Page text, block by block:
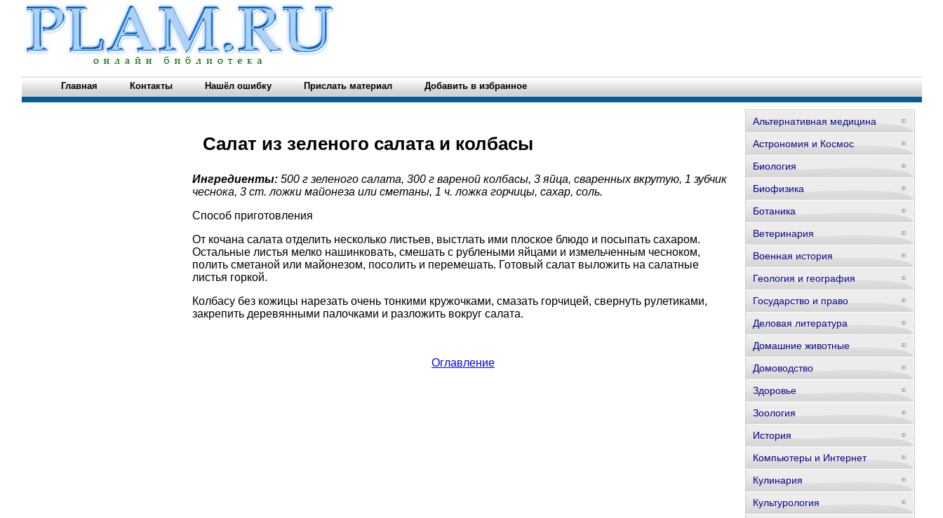
Главная Контакты Нашёл ошибку Прислать материал Добавить в избранное
Cалат из зеленого салата и колбасы
Ингредиенты: 500 г зеленого салата, 300 г вареной колбасы, 3 яйца, сваренных вкрутую, 1 зубчик
чеснока, 3 ст. ложки майонеза или сметаны, 1 ч. ложка горчицы, сахар, соль.
Способ приготовления
От кочана салата отделить несколько листьев, выстлать ими плоское блюдо и посыпать сахаром.
Остальные листья мелко нашинковать, смешать с рублеными яйцами и измельченным чесноком,
полить сметаной или майонезом, посолить и перемешать. Готовый салат выложить на салатные
листья горкой.
Колбасу без кожицы нарезать очень тонкими кружочками, смазать горчицей, свернуть рулетиками,
закрепить деревянными палочками и разложить вокруг салата.
Оглавление
Альтернативная медицина
Астрономия и Космос
Биология
Биофизика
Ботаника
Ветеринария
Военная история
Геология и география
Государство и право
Деловая литература
Домашние животные
Домоводство
Здоровье
Зоология
История
Компьютеры и Интернет
Кулинария
Культурология